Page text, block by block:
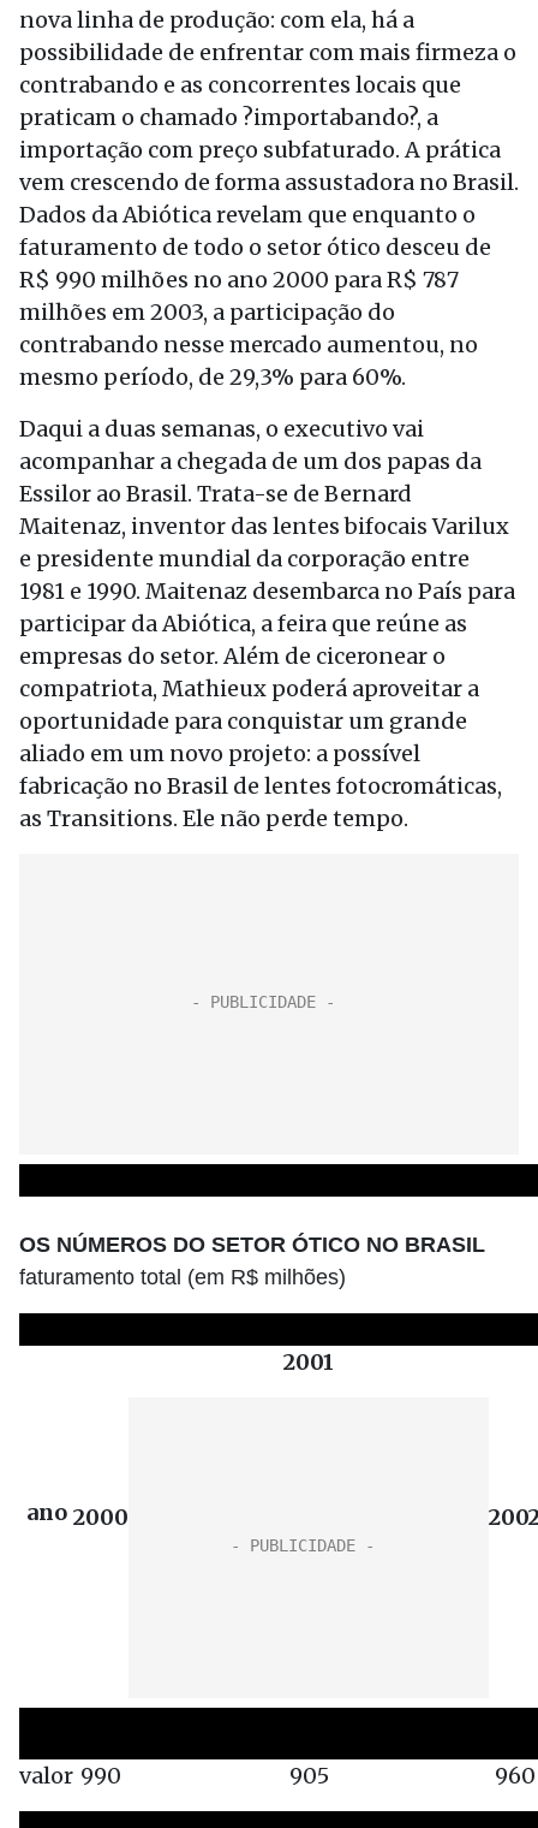
nova linha de produção: com ela, há a
possibilidade de enfrentar com mais firmeza o
contrabando e as concorrentes locais que
praticam o chamado ?importabando?, a
importação com preço subfaturado. A prática
vem crescendo de forma assustadora no Brasil.
Dados da Abiótica revelam que enquanto o
faturamento de todo o setor ótico desceu de
R$ 990 milhões no ano 2000 para R$ 787
milhões em 2003, a participação do
contrabando nesse mercado aumentou, no
mesmo período, de 29,3% para 60%.
Daqui a duas semanas, o executivo vai
acompanhar a chegada de um dos papas da
Essilor ao Brasil. Trata-se de Bernard
Maitenaz, inventor das lentes bifocais Varilux
e presidente mundial da corporação entre
1981 e 1990. Maitenaz desembarca no País para
participar da Abiótica, a feira que reúne as
empresas do setor. Além de ciceronear o
compatriota, Mathieux poderá aproveitar a
oportunidade para conquistar um grande
aliado em um novo projeto: a possível
fabricação no Brasil de lentes fotocromáticas,
as Transitions. Ele não perde tempo.
OS NÚMEROS DO SETOR ÓTICO NO BRASIL
faturamento total (em R$ milhões)
ano 2000
2001
valor 990 905 960